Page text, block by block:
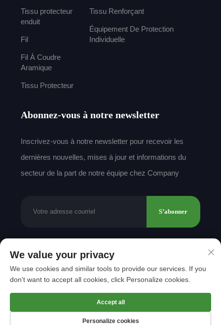
Tissu protecteur
enduit
Fil
Fil À Coudre
Aramique
Tissu Protecteur
Tissu Renforçant
Équipement De Protection
Individuelle
Abonnez-vous à notre newsletter
Inscrivez-vous à notre newsletter pour recevoir les
dernières nouvelles, mises à jour et informations du
secteur de la part de notre équipe chez Company
S’abonner
Droits d'auteur © 2025 par Shantou Mingda Textile
Co., Ltd.
Politique de confidentialité
Revenir en haut
We value your privacy
We use cookies and similar tools to provide our services. If you
don't want to accept all cookies, click Personalize cookies.
Personalize cookies
Accept all